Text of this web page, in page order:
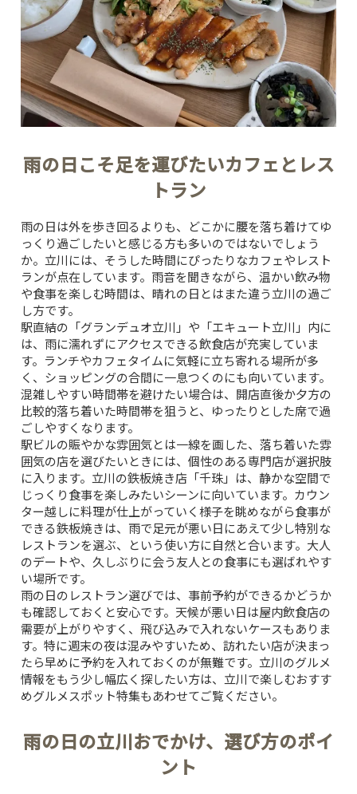
雨の日こそ足を運びたいカフェとレス
トラン
雨の日は外を歩き回るよりも、どこかに腰を落ち着けてゆ
っくり過ごしたいと感じる方も多いのではないでしょう
か。立川には、そうした時間にぴったりなカフェやレスト
ランが点在しています。雨音を聞きながら、温かい飲み物
や食事を楽しむ時間は、晴れの日とはまた違う立川の過ご
し方です。
駅直結の「グランデュオ立川」や「エキュート立川」内に
は、雨に濡れずにアクセスできる飲食店が充実していま
す。ランチやカフェタイムに気軽に立ち寄れる場所が多
く、ショッピングの合間に一息つくのにも向いています。
混雑しやすい時間帯を避けたい場合は、開店直後か夕方の
比較的落ち着いた時間帯を狙うと、ゆったりとした席で過
ごしやすくなります。
駅ビルの賑やかな雰囲気とは一線を画した、落ち着いた雰
囲気の店を選びたいときには、個性のある専門店が選択肢
に入ります。立川の鉄板焼き店「千珠」は、静かな空間で
じっくり食事を楽しみたいシーンに向いています。カウン
ター越しに料理が仕上がっていく様子を眺めながら食事が
できる鉄板焼きは、雨で足元が悪い日にあえて少し特別な
レストランを選ぶ、という使い方に自然と合います。大人
のデートや、久しぶりに会う友人との食事にも選ばれやす
い場所です。
雨の日のレストラン選びでは、事前予約ができるかどうか
も確認しておくと安心です。天候が悪い日は屋内飲食店の
需要が上がりやすく、飛び込みで入れないケースもありま
す。特に週末の夜は混みやすいため、訪れたい店が決まっ
たら早めに予約を入れておくのが無難です。立川のグルメ
情報をもう少し幅広く探したい方は、 立川で楽しむおすす
めグルメスポット特集もあわせてご覧ください。
雨の日の立川おでかけ、選び方のポイ
ント